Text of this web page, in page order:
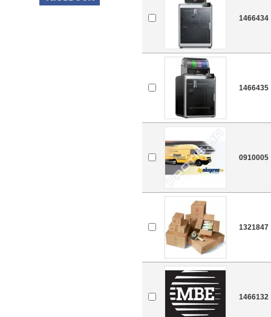
1466434
1466435
0910005
1321847
1466132